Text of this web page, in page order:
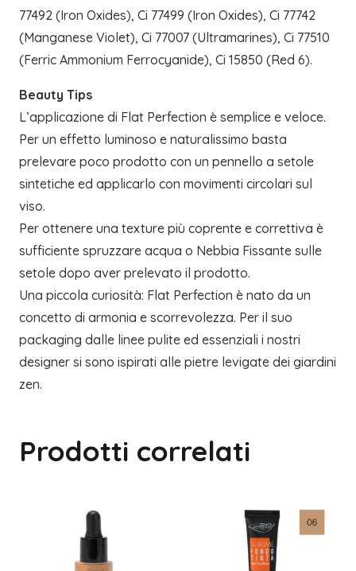
77492 (Iron Oxides), Ci 77499 (Iron Oxides), Ci 77742
(Manganese Violet), Ci 77007 (Ultramarines), Ci 77510
(Ferric Ammonium Ferrocyanide), Ci 15850 (Red 6).
Beauty Tips
L’applicazione di Flat Perfection è semplice e veloce.
Per un effetto luminoso e naturalissimo basta
prelevare poco prodotto con un pennello a setole
sintetiche ed applicarlo con movimenti circolari sul
viso.
Per ottenere una texture più coprente e correttiva è
sufficiente spruzzare acqua o Nebbia Fissante sulle
setole dopo aver prelevato il prodotto.
Una piccola curiosità: Flat Perfection è nato da un
concetto di armonia e scorrevolezza. Per il suo
packaging dalle linee pulite ed essenziali i nostri
designer si sono ispirati alle pietre levigate dei giardini
zen.
Prodotti correlati